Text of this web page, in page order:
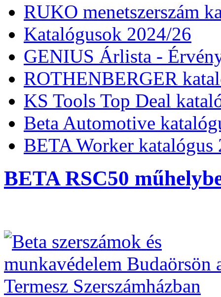
RUKO menetszerszám
Katalógusok 2024/26
GENIUS Árlista -
ROTHENBERGER
KS Tools Top Deal
Beta Automotive
BETA Worker katalógus
BETA RSC50